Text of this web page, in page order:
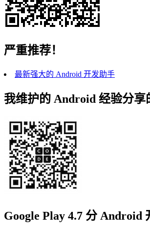
严重推荐！
最新强大的 Android 开发助手
我维护的 Android 经验分享
Google Play 4.7 分 Android